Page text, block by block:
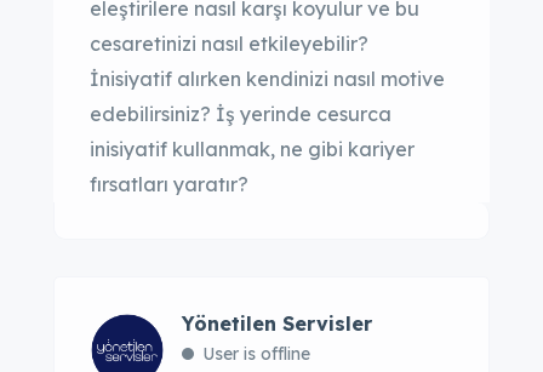
eleştirilere nasıl karşı koyulur ve bu
cesaretinizi nasıl etkileyebilir?
İnisiyatif alırken kendinizi nasıl motive
edebilirsiniz? İş yerinde cesurca
inisiyatif kullanmak, ne gibi kariyer
fırsatları yaratır?
Yönetilen Servisler
User is offline